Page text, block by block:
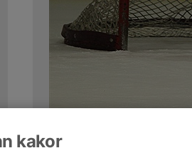
Kommentarer
kakor